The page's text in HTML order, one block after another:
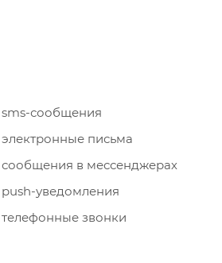
sms-сообщения
электронные письма
сообщения в мессенджерах
push-уведомления
телефонные звонки